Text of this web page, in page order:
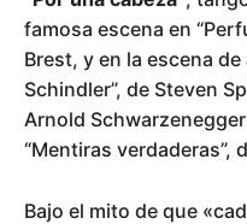
famosa escena en
Brest, y en la escena
Schindler”, de Steven
Arnold
“Mentiras verdaderas”,
Bajo el mito de que